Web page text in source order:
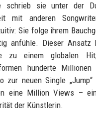
schrieb sie unter der
mit anderen
Sie folge ihrem
anfühle. Dieser Ansatz
zu einem globalen
hunderte
zur neuen Single
eine Million Views –
der Künstlerin.